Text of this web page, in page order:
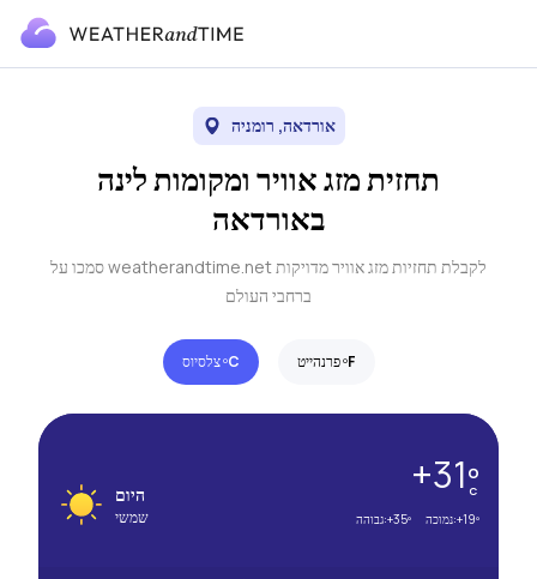
אורדאה, רומניה
תחזית מזג אוויר ומקומות לינה
באורדאה
סמכו על weatherandtime.net לקבלת תחזיות מזג אוויר מדויקות
ברחבי העולם
צלסיוס ºC פרנהייט ºF
היום
שמשי
+31º
C
גבוהה:+35º נמוכה:+19º